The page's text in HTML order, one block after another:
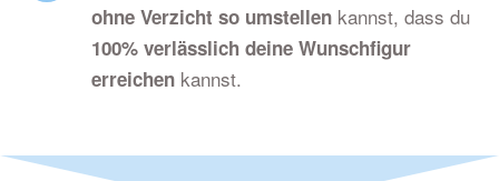
ohne Verzicht so umstellen kannst, dass du
100% verlässlich deine Wunschfigur
erreichen kannst.